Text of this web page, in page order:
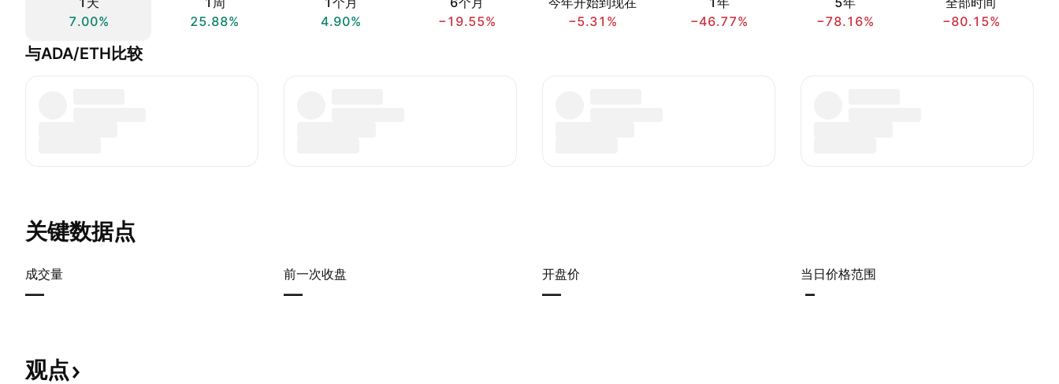
7.00%
25.88%
4.90%
−19.55%
−5.31%
−46.77%
−78.16%
−80.15%
与ADA/ETH比较
关键数据点
成交量
—
前一次收盘
—
开盘价
—
当日价格范围
–
观点